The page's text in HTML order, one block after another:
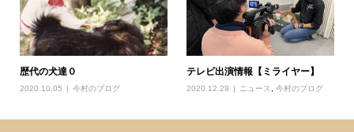
歴代の犬達０
2020.10.05 今村のブログ
テレビ出演情報【ミライヤー】
2020.12.29 ニュース,今村のブログ